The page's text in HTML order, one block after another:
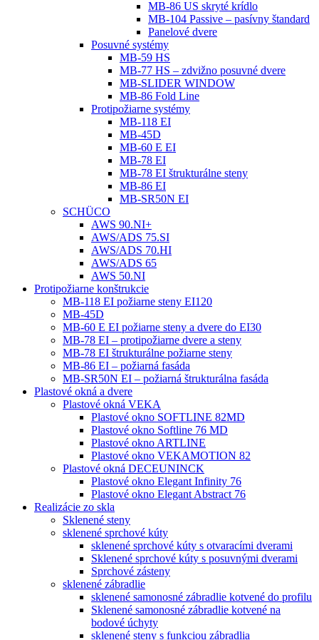
MB-86 US skryté krídlo
MB-104 Passive – pasívny štandard
Panelové dvere
Posuvné systémy
MB-59 HS
MB-77 HS – zdvižno posuvné dvere
MB-SLIDER WINDOW
MB-86 Fold Line
Protipožiarne systémy
MB-118 EI
MB-45D
MB-60 E EI
MB-78 EI
MB-78 EI štrukturálne steny
MB-86 EI
MB-SR50N EI
SCHÜCO
AWS 90.NI+
AWS/ADS 75.SI
AWS/ADS 70.HI
AWS/ADS 65
AWS 50.NI
Protipožiarne konštrukcie
MB-118 EI požiarne steny EI120
MB-45D
MB-60 E EI požiarne steny a dvere do EI30
MB-78 EI – protipožiarne dvere a steny
MB-78 EI štrukturálne požiarne steny
MB-86 EI – požiarná fasáda
MB-SR50N EI – požiarná štrukturálna fasáda
Plastové okná a dvere
Plastové okná VEKA
Plastové okno SOFTLINE 82MD
Plastové okno Softline 76 MD
Plastové okno ARTLINE
Plastové okno VEKAMOTION 82
Plastové okná DECEUNINCK
Plastové okno Elegant Infinity 76
Plastové okno Elegant Abstract 76
Realizácie zo skla
Sklenené steny
sklenené sprchové kúty
sklenené sprchové kúty s otvaracími dverami
Sklenené sprchové kúty s posuvnými dverami
Sprchové zásteny
sklenené zábradlie
sklenené samonosné zábradlie kotvené do profilu
Sklenené samonosné zábradlie kotvené na
bodové úchyty
sklenené steny s funkciou zábradlia